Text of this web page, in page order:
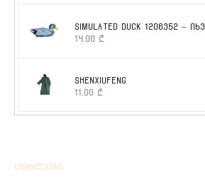
SIMULATED DUCK 1206352 –
14.00 ₾
SHENXIUFENG
11.00 ₾
სიახლეები